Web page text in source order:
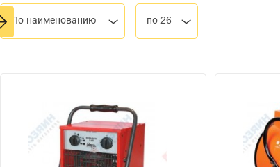
По наименованию по 26